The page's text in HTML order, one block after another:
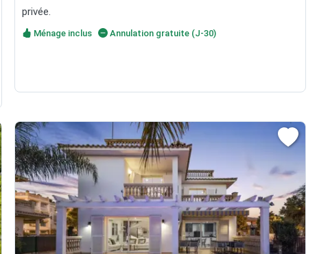
privée.
Ménage inclus Annulation gratuite (J-30)